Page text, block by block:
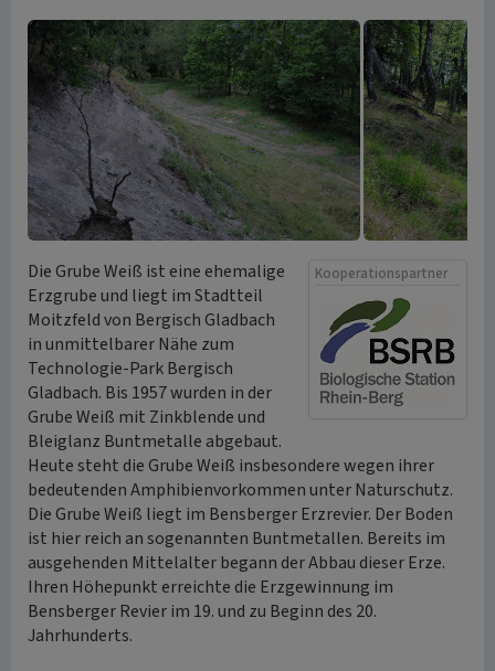
Kooperationspartner
Die Grube Weiß ist eine ehemalige
Erzgrube und liegt im Stadtteil
Moitzfeld von Bergisch Gladbach
in unmittelbarer Nähe zum
Technologie-Park Bergisch
Gladbach. Bis 1957 wurden in der
Grube Weiß mit Zinkblende und
Bleiglanz Buntmetalle abgebaut.
Heute steht die Grube Weiß insbesondere wegen ihrer
bedeutenden Amphibienvorkommen unter Naturschutz.
Die Grube Weiß liegt im Bensberger Erzrevier. Der Boden
ist hier reich an sogenannten Buntmetallen. Bereits im
ausgehenden Mittelalter begann der Abbau dieser Erze.
Ihren Höhepunkt erreichte die Erzgewinnung im
Bensberger Revier im 19. und zu Beginn des 20.
Jahrhunderts.